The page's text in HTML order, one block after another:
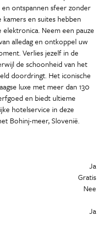
ontspannen sfeer zonder
en suites hebben
Neem een ​​pauze
alledag en ontkoppel uw
Verlies jezelf in de
de schoonheid van het
doordringt. Het iconische
luxe met meer dan 130
en biedt ultieme
hotelservice in deze
Bohinj-meer, Slovenië.
Ja
Gratis
Nee
Ja